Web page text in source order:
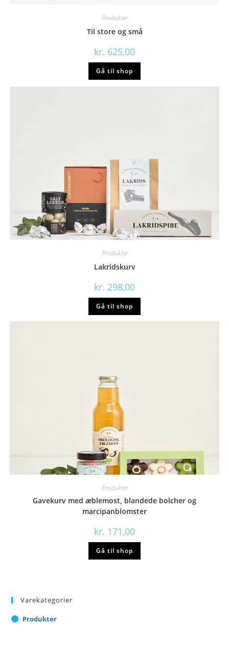
Produkter
Til store og små
kr. 625,00
Gå til shop
Produkter
Lakridskurv
kr. 298,00
Gå til shop
Produkter
Gavekurv med æblemost, blandede bolcher og
marcipanblomster
kr. 171,00
Gå til shop
Varekategorier
Produkter